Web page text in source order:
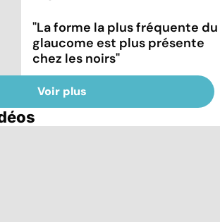
"La forme la plus fréquente du
glaucome est plus présente
chez les noirs"
Voir plus